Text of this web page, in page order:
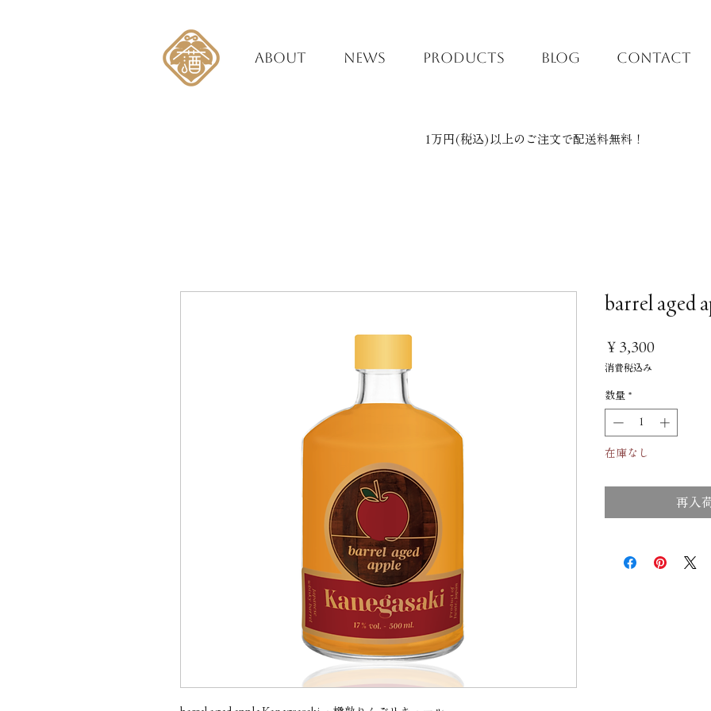
ABOUT NEWS PRODUCTS BLOG CONTACT
1万円(税込)以上のご注文で配送料無料！
barrel aged
￥3,300価
消費税込み
数量 *
在庫なし
再入